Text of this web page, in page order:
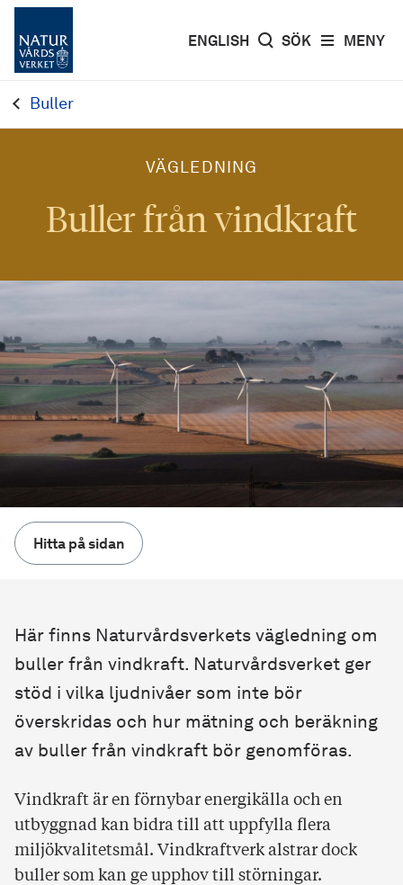
MENY
ENGLISH SÖK
Buller
VÄGLEDNING
Buller från vindkraft
Hitta på sidan
Här finns Naturvårdsverkets vägledning om
buller från vindkraft. Naturvårdsverket ger
stöd i vilka ljudnivåer som inte bör
överskridas och hur mätning och beräkning
av buller från vindkraft bör genomföras.
Vindkraft är en förnybar energikälla och en
utbyggnad kan bidra till att uppfylla flera
miljökvalitetsmål. Vindkraftverk alstrar dock
buller som kan ge upphov till störningar.